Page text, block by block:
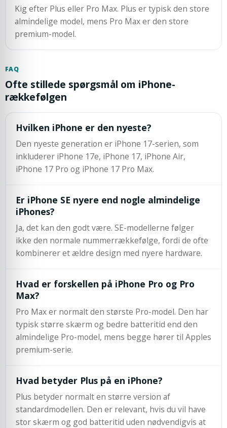
Kig efter Plus eller Pro Max. Plus er typisk den store
almindelige model, mens Pro Max er den store
premium-model.
FAQ
Ofte stillede spørgsmål om iPhone-
rækkefølgen
Hvilken iPhone er den nyeste?
Den nyeste generation er iPhone 17-serien, som
inkluderer iPhone 17e, iPhone 17, iPhone Air,
iPhone 17 Pro og iPhone 17 Pro Max.
Er iPhone SE nyere end nogle almindelige
iPhones?
Ja, det kan den godt være. SE-modellerne følger
ikke den normale nummerrækkefølge, fordi de ofte
kombinerer et ældre design med nyere hardware.
Hvad er forskellen på iPhone Pro og Pro
Max?
Pro Max er normalt den største Pro-model. Den har
typisk større skærm og bedre batteritid end den
almindelige Pro-model, mens begge hører til Apples
premium-serie.
Hvad betyder Plus på en iPhone?
Plus betyder normalt en større version af
standardmodellen. Den er relevant, hvis du vil have
stor skærm og god batteritid uden nødvendigvis at